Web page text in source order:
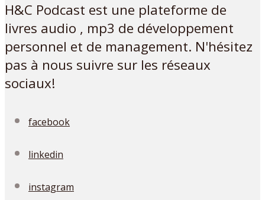
H&C Podcast est une plateforme de
livres audio , mp3 de développement
personnel et de management. N'hésitez
pas à nous suivre sur les réseaux
sociaux!
facebook
linkedin
instagram